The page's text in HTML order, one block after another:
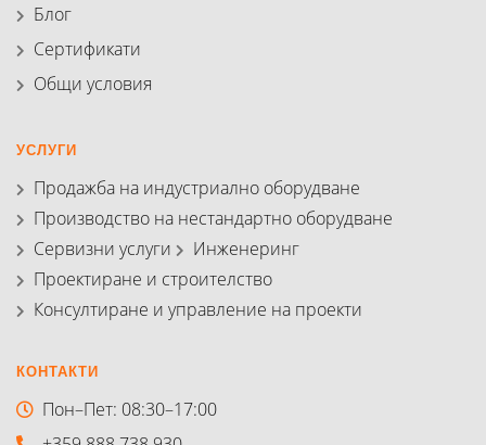
Блог
Сертификати
Общи условия
УСЛУГИ
Продажба на индустриално оборудване
Производство на нестандартно оборудване
Сервизни услуги
Инженеринг
Проектиране и строителство
Консултиране и управление на проекти
КОНТАКТИ
Пон–Пет: 08:30–17:00